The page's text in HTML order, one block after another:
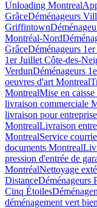
Unloading Montreal
GrâceDéménageurs
Griffintown
Montréal-Nord
GrâceDéménageurs
1er Juillet Côte-des-
VerdunDéménageurs
oeuvres d'art Montreal
MontrealMise en
livraison commerciale
livraison pour
MontrealLivraison
MontrealService
documents Montreal
pression d'entrée de
MontréalNettoyage
DistanceDéménageurs
Cinq Étoiles
déménagement vert